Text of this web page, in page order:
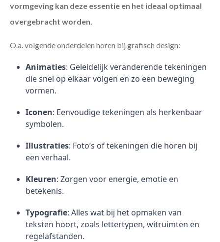
vormgeving kan deze essentie en het ideaal optimaal
overgebracht worden.
O.a. volgende onderdelen horen bij grafisch design:
Animaties: Geleidelijk veranderende tekeningen
die snel op elkaar volgen en zo een beweging
vormen.
Iconen: Eenvoudige tekeningen als herkenbaar
symbolen.
Illustraties: Foto’s of tekeningen die horen bij
een verhaal.
Kleuren: Zorgen voor energie, emotie en
betekenis.
Typografie: Alles wat bij het opmaken van
teksten hoort, zoals lettertypen, witruimten en
regelafstanden.